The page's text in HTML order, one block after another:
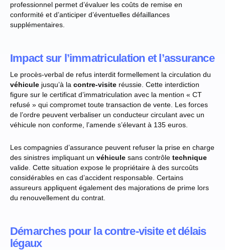
professionnel permet d’évaluer les coûts de remise en
conformité et d’anticiper d’éventuelles défaillances
supplémentaires.
Impact sur l’immatriculation et l’assurance
Le procès-verbal de refus interdit formellement la circulation du
véhicule jusqu’à la contre-visite réussie. Cette interdiction
figure sur le certificat d’immatriculation avec la mention « CT
refusé » qui compromet toute transaction de vente. Les forces
de l’ordre peuvent verbaliser un conducteur circulant avec un
véhicule non conforme, l’amende s’élevant à 135 euros.
Les compagnies d’assurance peuvent refuser la prise en charge
des sinistres impliquant un véhicule sans contrôle technique
valide. Cette situation expose le propriétaire à des surcoûts
considérables en cas d’accident responsable. Certains
assureurs appliquent également des majorations de prime lors
du renouvellement du contrat.
Démarches pour la contre-visite et délais
légaux